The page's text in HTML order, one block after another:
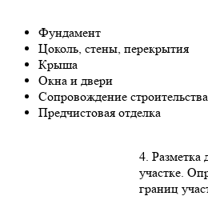
Фундамент
Цоколь, стены, перекрытия
Крыша
Окна и двери
Сопровождение строительства
Предчистовая отделка
4. Разметка
участке.
границ